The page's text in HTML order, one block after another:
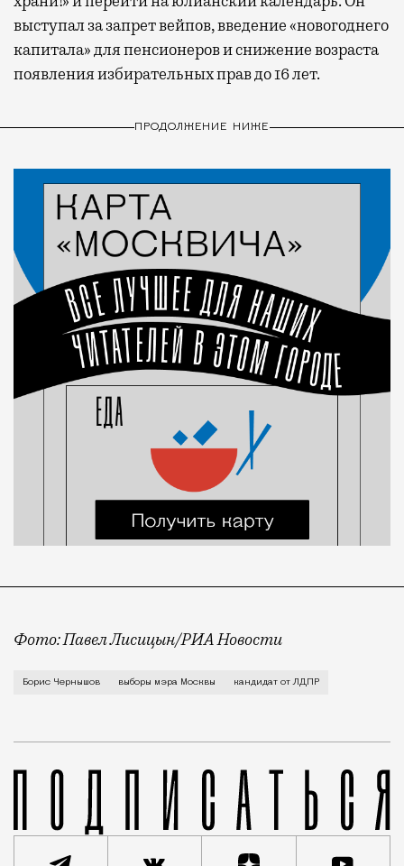
выступал за запрет вейпов, введение «новогоднего
капитала» для пенсионеров и снижение возраста
появления избирательных прав до 16 лет.
ПРОДОЛЖЕНИЕ НИЖЕ
Фото: Павел Лисицын/РИА Новости
Его называют одним из «соколов Жириновского».
Борис Чернышов выборы мэра Москвы кандидат от ЛДПР